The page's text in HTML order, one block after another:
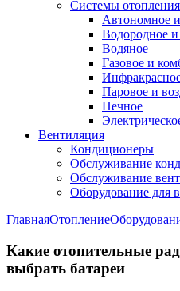
Системы отопления
Автономное
Водородное
Водяное
Газовое и
Паровое и
Печное
Вентиляция
Кондиционеры
Обслуживание
Обслуживание
Оборудование для
ГлавнаяОтопление
Какие отопительные
выбрать батареи